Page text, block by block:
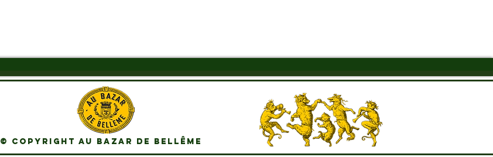
© Copyright Au Bazar de Bellême